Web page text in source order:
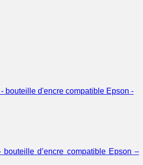
d’encre compatible Epson –